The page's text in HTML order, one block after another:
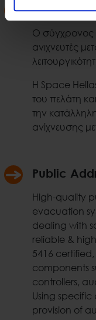
Ο σύγχρονος
ανιχνευτές
Η Space
του πελάτη
την
ανίχνευσης
Public
High-quality
evacuation
dealing with
reliable &
5416
components
controllers,
Using
provision of